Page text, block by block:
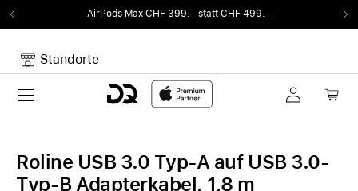
AirPods Max CHF 399.– statt CHF 499.–
Standorte
Toggle navigation
Roline USB 3.0 Typ-A auf USB 3.0-
Typ-B Adapterkabel, 1,8 m